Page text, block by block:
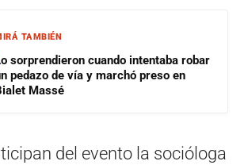
TAMBIÉN
sorprendieron cuando intentaba robar
pedazo de vía y marchó preso en
Massé
del evento la socióloga